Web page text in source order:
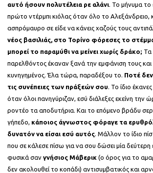
αυτό ήσουν πολυτέλεια ρε αλάνι . Το μήνυμα το
πρώτο ντέρμπι κιόλας όταν όλο το Αλεξάνδρειο,
ασπρόμαυρο σε είδε να κάνεις χαζούς τους
νέος βασιλιάς, στο Τορίνο φόρεσες το
μπορεί το παραμύθι να μείνει χωρίς δράκο; Τα
παρελθόντος έκαναν ξανά την εμφάνιση τους
κυνηγημένος. Έλα τώρα, παραδέξου το. Ποτέ
τις συνέπειες των πράξεών σου . Το ίδιο
όταν όλοι πανηγύριζαν, εσύ διάλεξες εκείνη την
ροντέο τα αποδυτήρια. Και το επόμενο βράδυ
γήπεδο, κάποιος άγνωστος φόραγε τα
δυνατόν να είσαι εσύ αυτός . Μάλλον το ίδιο
που σε κάλεσε πίσω για να σου δώσει μία δεύτερη
φυσικά σαν γνήσιος Μάβερικ (ο όρος για το
δεν ακολουθεί το κοπάδι) αντισυμβατικός και